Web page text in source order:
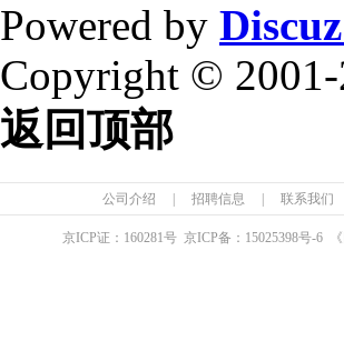
Powered by
Copyright © 2001-
返回顶部
公司介绍 招聘信息 联系我们
京ICP证： 160281号 京ICP备： 15025398号-6 《